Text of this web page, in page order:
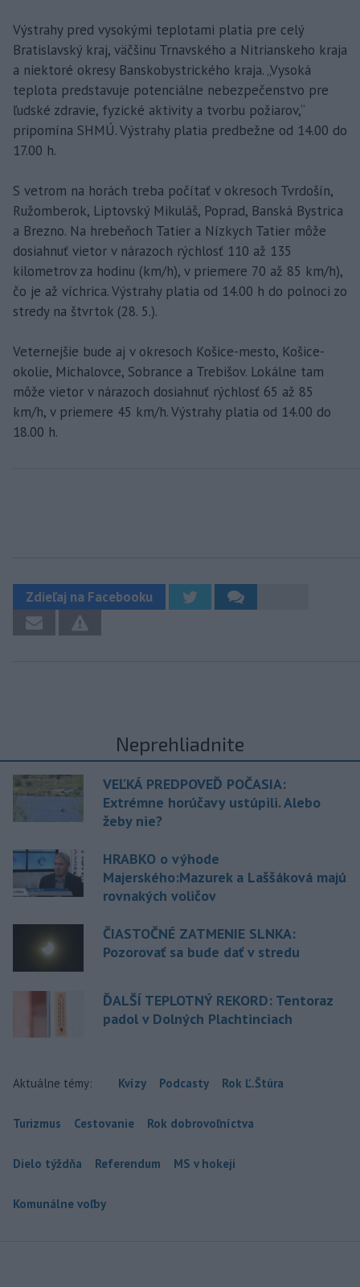
Výstrahy pred vysokými teplotami platia pre celý
Bratislavský kraj, väčšinu Trnavského a Nitrianskeho kraja
a niektoré okresy Banskobystrického kraja. „Vysoká
teplota predstavuje potenciálne nebezpečenstvo pre
ľudské zdravie, fyzické aktivity a tvorbu požiarov,“
pripomína SHMÚ. Výstrahy platia predbežne od 14.00 do
17.00 h.
S vetrom na horách treba počítať v okresoch Tvrdošín,
Ružomberok, Liptovský Mikuláš, Poprad, Banská Bystrica
a Brezno. Na hrebeňoch Tatier a Nízkych Tatier môže
dosiahnuť vietor v nárazoch rýchlosť 110 až 135
kilometrov za hodinu (km/h), v priemere 70 až 85 km/h),
čo je až víchrica. Výstrahy platia od 14.00 h do polnoci zo
stredy na štvrtok (28. 5.).
Veternejšie bude aj v okresoch Košice-mesto, Košice-
okolie, Michalovce, Sobrance a Trebišov. Lokálne tam
môže vietor v nárazoch dosiahnuť rýchlosť 65 až 85
km/h, v priemere 45 km/h. Výstrahy platia od 14.00 do
18.00 h.
Zdieľaj na Facebooku
Neprehliadnite
VEĽKÁ PREDPOVEĎ POČASIA:
Extrémne horúčavy ustúpili. Alebo
žeby nie?
HRABKO o výhode
Majerského:Mazurek a Laššáková majú
rovnakých voličov
ČIASTOČNÉ ZATMENIE SLNKA:
Pozorovať sa bude dať v stredu
ĎALŠÍ TEPLOTNÝ REKORD: Tentoraz
padol v Dolných Plachtinciach
Aktuálne témy: Kvízy Podcasty Rok Ľ.Štúra
Turizmus Cestovanie Rok dobrovoľníctva
Dielo týždňa Referendum MS v hokeji
Komunálne voľby